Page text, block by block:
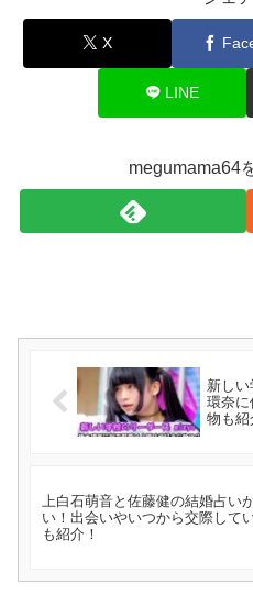
X
LINE
megumama64
新し
環奈に
物も紹
上白石萌音と佐藤健の結婚占い
い！出会いやいつから交際して
も紹介！